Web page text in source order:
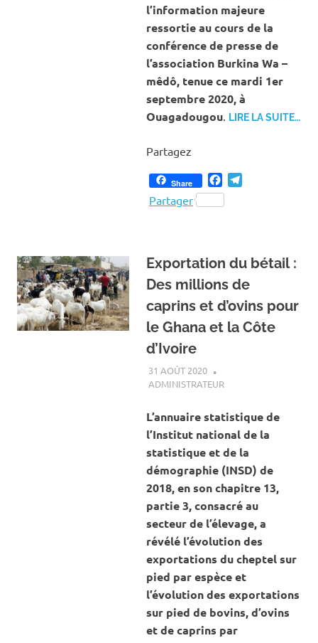
l’information majeure
ressortie au cours de la
conférence de presse de
l’association Burkina Wa –
mêdô, tenue ce mardi 1er
septembre 2020, à
Ouagadougou. LIRE LA SUITE…
Partagez
Share Facebook
Partager
Exportation du bétail :
Des millions de
caprins et d’ovins pour
le Ghana et la Côte
d’Ivoire
31 AOÛT 2020
ADMINISTRATEURACTUALITÉ
L’annuaire statistique de
l’Institut national de la
statistique et de la
démographie (INSD) de
2018, en son chapitre 13,
partie 3, consacré au
secteur de l’élevage, a
révélé l’évolution des
exportations du cheptel sur
pied par espèce et
l’évolution des exportations
sur pied de bovins, d’ovins
et de caprins par